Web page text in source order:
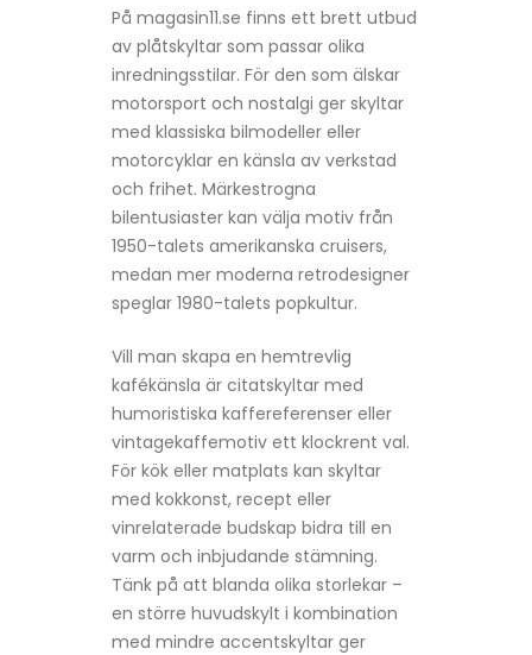
På magasin11.se finns ett brett utbud
av plåtskyltar som passar olika
inredningsstilar. För den som älskar
motorsport och nostalgi ger skyltar
med klassiska bilmodeller eller
motorcyklar en känsla av verkstad
och frihet. Märkestrogna
bilentusiaster kan välja motiv från
1950-talets amerikanska cruisers,
medan mer moderna retrodesigner
speglar 1980-talets popkultur.
Vill man skapa en hemtrevlig
kafékänsla är citatskyltar med
humoristiska kaffereferenser eller
vintagekaffemotiv ett klockrent val.
För kök eller matplats kan skyltar
med kokkonst, recept eller
vinrelaterade budskap bidra till en
varm och inbjudande stämning.
Tänk på att blanda olika storlekar –
en större huvudskylt i kombination
med mindre accent­skyltar ger